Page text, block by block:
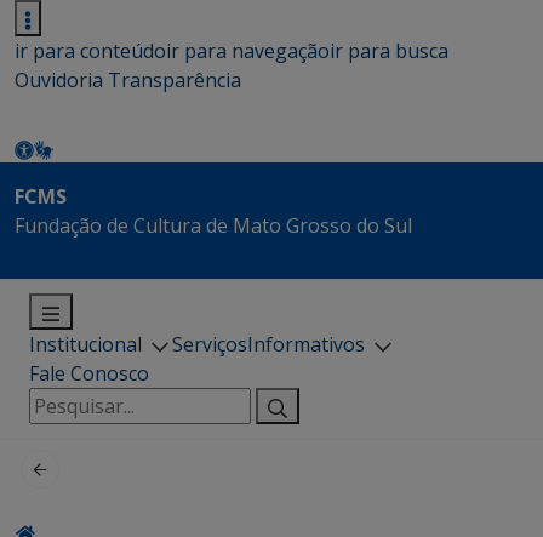
ir para conteúdoir para navegaçãoir para busca
Ouvidoria Transparência
FCMS
Fundação de Cultura de Mato Grosso do Sul
Institucional ServiçosInformativos
Fale Conosco
Pesquisar
por: